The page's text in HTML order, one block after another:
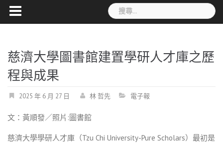
搜
尋
字:
慈濟大學圖書館建置學研人才庫之歷
程與成果
2025 年 6 月 27 日 林 哲先 電子報
文：黃順發／照片:圖書館
慈濟大學學研人才庫（Tzu Chi University-Pure Scholars）最初是